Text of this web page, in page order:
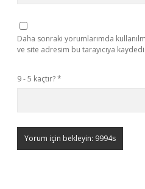
Daha sonraki yorumlarımda
ve site adresim bu tarayıcıya
9 - 5 kaçtır?*